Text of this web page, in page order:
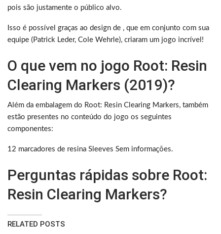
pois são justamente o público alvo.
Isso é possível graças ao design de , que em conjunto com sua
equipe (Patrick Leder, Cole Wehrle), criaram um jogo incrível!
O que vem no jogo Root: Resin
Clearing Markers (2019)?
Além da embalagem do Root: Resin Clearing Markers, também
estão presentes no conteúdo do jogo os seguintes
componentes:
12 marcadores de resina Sleeves Sem informações.
Perguntas rápidas sobre Root:
Resin Clearing Markers?
RELATED POSTS